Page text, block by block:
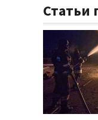
Статьи